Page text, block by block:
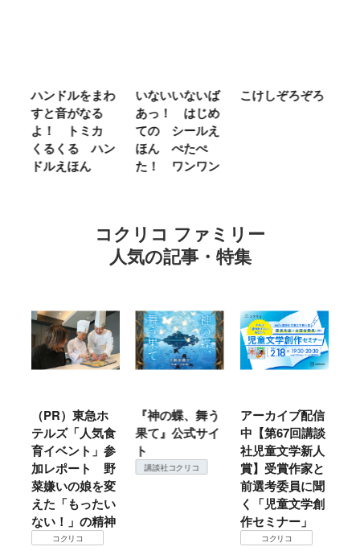
ハンドルをまわ
すと音がなる
よ！ トミカ
くるくる ハン
ドルえほん
いないいないば
あっ！ はじめ
ての シールえ
ほん ぺたぺ
た！ ワンワン
こけしぞろぞろ
コクリコ ファミリー
人気の記事・特集
（PR）東急ホ
テルズ「人気食
育イベント」参
加レポート 野
菜嫌いの娘を変
えた「もったい
ない！」の精神
コクリコ
『神の蝶、舞う
果て』公式サイ
ト
講談社コクリコ
アーカイブ配信
中【第67回講談
社児童文学新人
賞】受賞作家と
前選考委員に聞
く「児童文学創
作セミナー」
コクリコ